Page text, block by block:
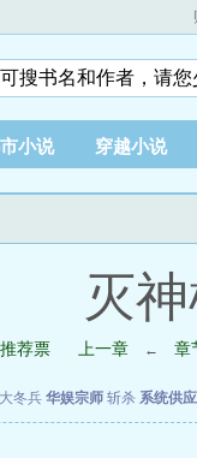
小说 穿越小说
灭
荐票 上一章 ← 章
冬兵 华娱宗师 斩杀 系统供